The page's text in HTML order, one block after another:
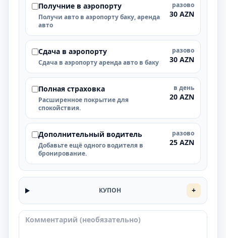
Получние в аэропорту
Получи авто в аэропорту баку, аренда
авто
разово
30 AZN
Cдача в аэропорту
Cдача в аэропорту аренда авто в баку
разово
30 AZN
Полная страховка
Расширенное покрытие для
спокойствия.
в день
20 AZN
Дополнительный водитель
Добавьте ещё одного водителя в
бронирование.
разово
25 AZN
КУПОН +